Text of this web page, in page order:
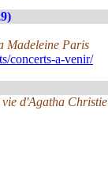
Madeleine Paris
concerts-a-venir/
d'Agatha Christie